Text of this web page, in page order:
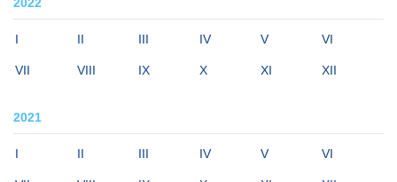
I II III IV V VI
VII VIII IX X XI XII
2021
I II III IV V VI